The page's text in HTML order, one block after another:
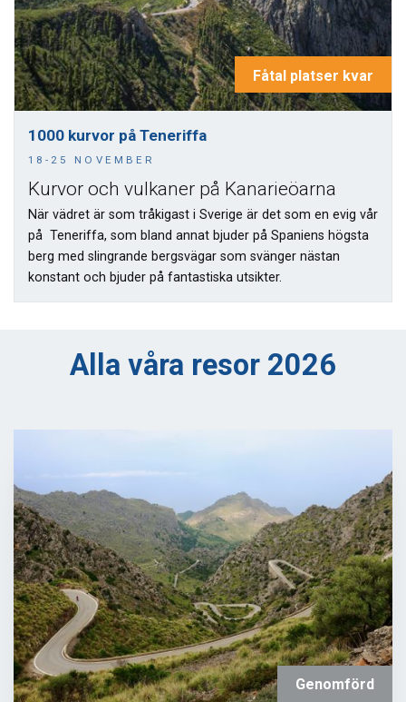
Fåtal platser kvar
1000 kurvor på Teneriffa
18-25 NOVEMBER
Kurvor och vulkaner på Kanarieöarna
När vädret är som tråkigast i Sverige är det som en evig vår
på Teneriffa, som bland annat bjuder på Spaniens högsta
berg med slingrande bergsvägar som svänger nästan
konstant och bjuder på fantastiska utsikter.
Alla våra resor 2026
Genomförd